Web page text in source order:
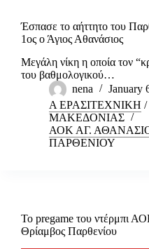
Έσπασε το αήττητο του
1ος ο Άγιος Αθανάσιος
Μεγάλη νίκη η οποία τον
του βαθμολογικού…
nena
January
Α ΕΡΑΣΙΤΕΧΝΙΚΗ /
ΜΑΚΕΔΟΝΙΑΣ
ΑΟΚ ΑΓ.
ΠΑΡΘΕΝΙΟΥ
Το pregame του ντέρμπι
Θρίαμβος Παρθενίου